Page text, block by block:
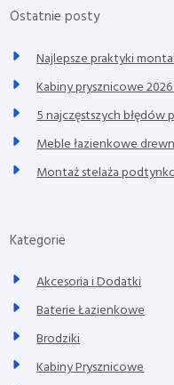
Ostatnie posty
Najlepsze praktyki
Kabiny prysznicowe
5 najczęstszych
Meble łazienkowe
Montaż stelaża
Kategorie
Akcesoria i Dodatki
Baterie Łazienkowe
Brodziki
Kabiny Prysznicowe